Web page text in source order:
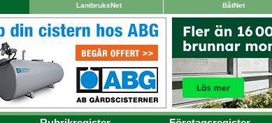
LantbruksNet BåtNet